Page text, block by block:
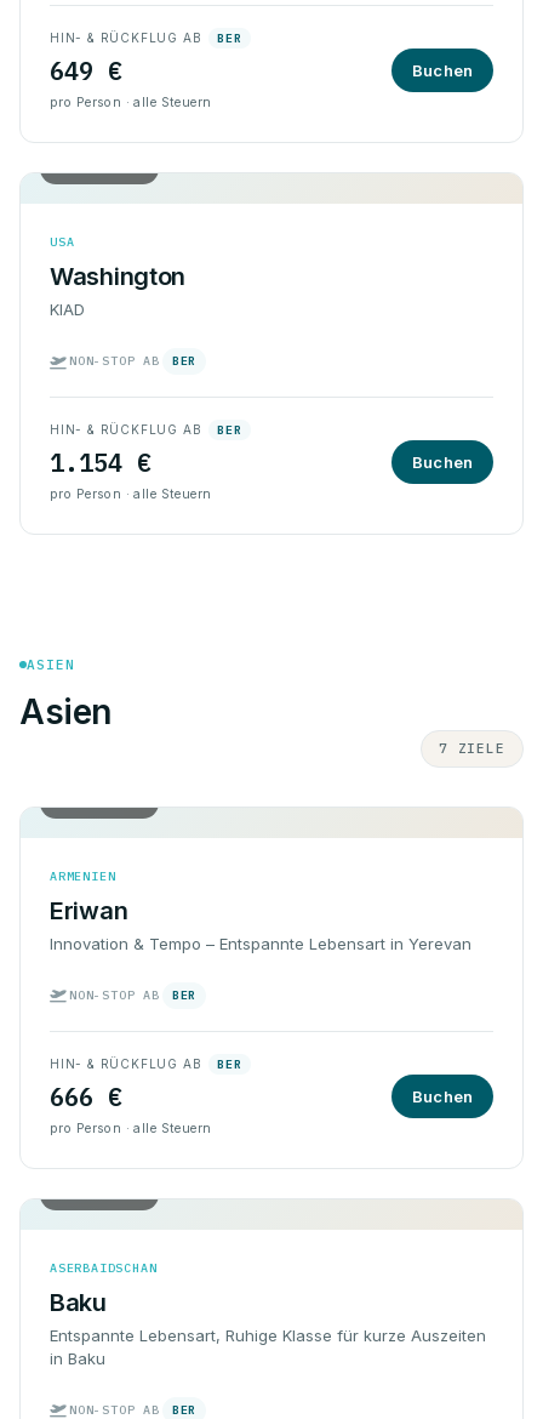
HIN- & RÜCKFLUG AB BER
649 €
pro Person · alle Steuern
Buchen
USA
Washington
KIAD
NON-STOP AB BER
HIN- & RÜCKFLUG AB BER
1.154 €
pro Person · alle Steuern
Buchen
ASIEN
Asien
7 ZIELE
ARMENIEN
Eriwan
Innovation & Tempo – Entspannte Lebensart in Yerevan
NON-STOP AB BER
HIN- & RÜCKFLUG AB BER
666 €
pro Person · alle Steuern
Buchen
ASERBAIDSCHAN
Baku
Entspannte Lebensart, Ruhige Klasse für kurze Auszeiten
in Baku
NON-STOP AB BER